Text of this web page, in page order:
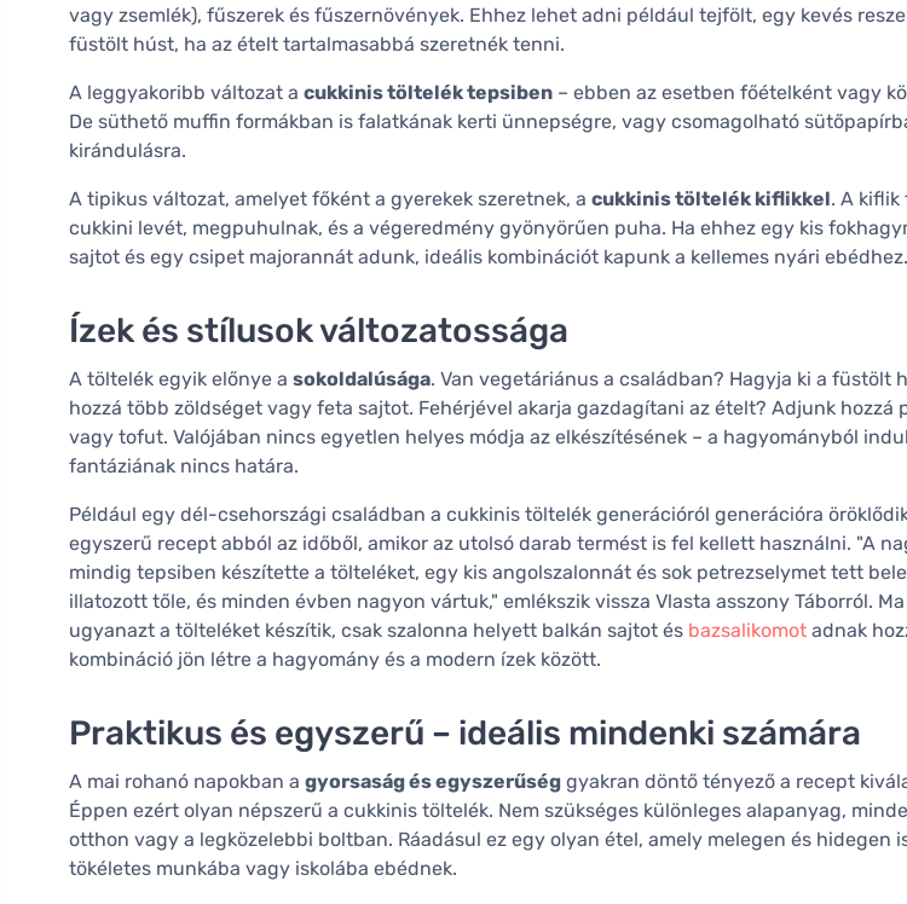
vagy zsemlék), fűszerek és fűszernövények. Ehhez lehet adni például tejfölt, egy kevés
füstölt húst, ha az ételt tartalmasabbá szeretnék tenni.
A leggyakoribb változat a cukkinis töltelék tepsiben – ebben az esetben főételként vagy
De süthető muffin formákban is falatkának kerti ünnepségre, vagy csomagolható
kirándulásra.
A tipikus változat, amelyet főként a gyerekek szeretnek, a cukkinis töltelék kiflikkel. A kiflik
cukkini levét, megpuhulnak, és a végeredmény gyönyörűen puha. Ha ehhez egy kis
sajtot és egy csipet majorannát adunk, ideális kombinációt kapunk a kellemes nyári ebédhez.
Ízek és stílusok változatossága
A töltelék egyik előnye a sokoldalúsága. Van vegetáriánus a családban? Hagyja ki a füstölt
hozzá több zöldséget vagy feta sajtot. Fehérjével akarja gazdagítani az ételt? Adjunk hozzá
vagy tofut. Valójában nincs egyetlen helyes módja az elkészítésének – a hagyományból
fantáziának nincs határa.
Például egy dél-csehországi családban a cukkinis töltelék generációról generációra
egyszerű recept abból az időből, amikor az utolsó darab termést is fel kellett használni. "A
mindig tepsiben készítette a tölteléket, egy kis angolszalonnát és sok petrezselymet tett
illatozott tőle, és minden évben nagyon vártuk," emlékszik vissza Vlasta asszony Táborról.
ugyanazt a tölteléket készítik, csak szalonna helyett balkán sajtot és bazsalikomot adnak
kombináció jön létre a hagyomány és a modern ízek között.
Praktikus és egyszerű – ideális mindenki számára
A mai rohanó napokban a gyorsaság és egyszerűség gyakran döntő tényező a recept
Éppen ezért olyan népszerű a cukkinis töltelék. Nem szükséges különleges alapanyag,
otthon vagy a legközelebbi boltban. Ráadásul ez egy olyan étel, amely melegen és hidegen
tökéletes munkába vagy iskolába ebédnek.